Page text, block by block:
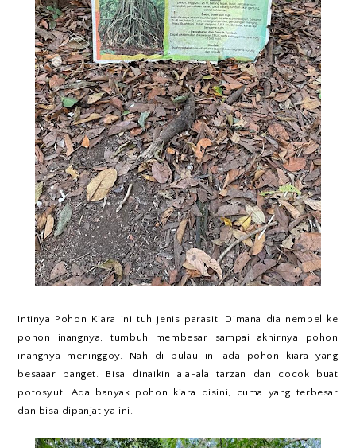
Intinya Pohon Kiara ini tuh jenis parasit. Dimana dia nempel ke
pohon inangnya, tumbuh membesar sampai akhirnya pohon
inangnya meninggoy. Nah di pulau ini ada pohon kiara yang
besaaar banget. Bisa dinaikin ala-ala tarzan dan cocok buat
potosyut. Ada banyak pohon kiara disini, cuma yang terbesar
dan bisa dipanjat ya ini.